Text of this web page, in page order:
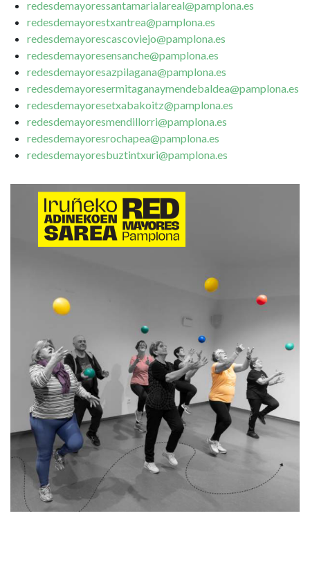
redesdemayoressantamarialareal@pamplona.es
redesdemayorestxantrea@pamplona.es
redesdemayorescascoviejo@pamplona.es
redesdemayoresensanche@pamplona.es
redesdemayoresazpilagana@pamplona.es
redesdemayoresermitaganaymendebaldea@pamplona.es
redesdemayoresetxabakoitz@pamplona.es
redesdemayoresmendillorri@pamplona.es
redesdemayoresrochapea@pamplona.es
redesdemayoresbuztintxuri@pamplona.es